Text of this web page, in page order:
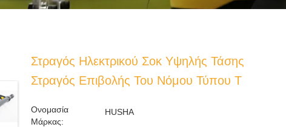
Στραγός Ηλεκτρικού Σοκ Υψηλής Τάσης
Στραγός Επιβολής Του Νόμου Τύπου T
Ονομασία
Μάρκας:
HUSHA